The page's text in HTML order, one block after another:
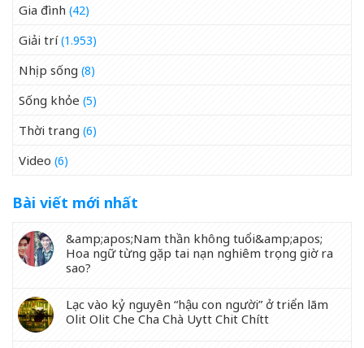
Gia đình (42)
Giải trí(1.953)
Nhịp sống (8)
Sống khỏe (5)
Thời trang (6)
Video (6)
Bài viết mới nhất
&amp;apos;Nam thần không tuổi&amp;apos;
Hoa ngữ từng gặp tai nạn nghiêm trọng giờ ra
sao?
Lạc vào kỷ nguyên “hậu con người” ở triển lãm
Olit Olit Che Cha Chà Uytt Chit Chítt